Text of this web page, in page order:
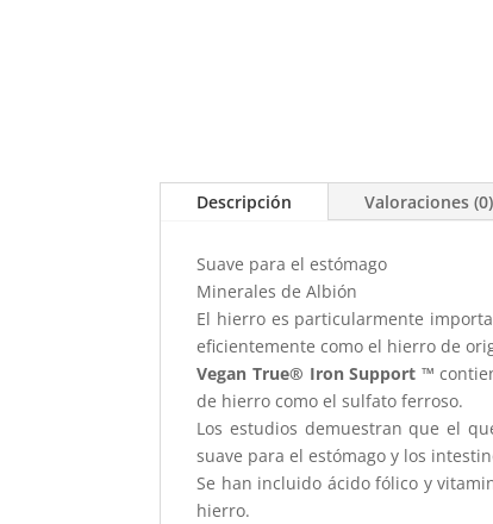
Descripción Valoraciones (0)
Suave para el estómago
Minerales de Albión
El hierro es particularmente
eficientemente como el hierro de
Vegan True® Iron Support ™
de hierro como el sulfato ferroso.
Los estudios demuestran que el
suave para el estómago y los
Se han incluido ácido fólico y
hierro.